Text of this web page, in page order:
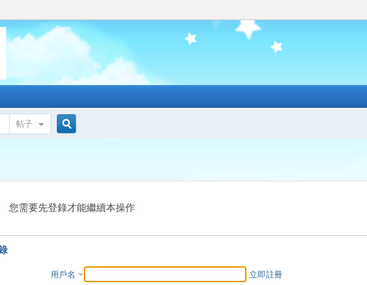
帖子
索
您需要先登錄才能繼續本操作
用戶名 立即註冊